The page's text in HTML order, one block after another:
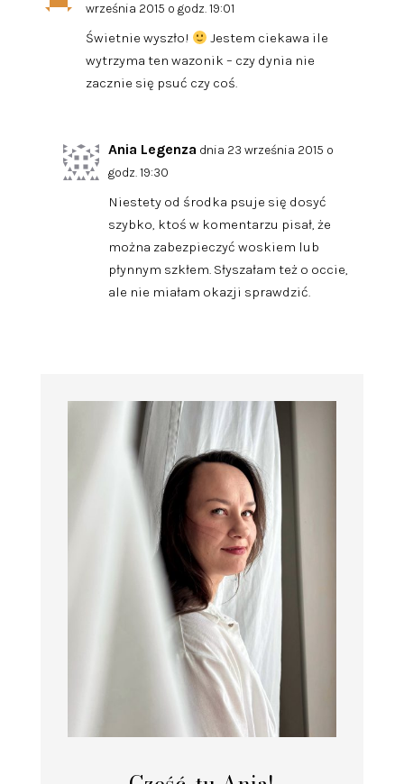
września 2015 o godz. 19:01
Świetnie wyszło!
Jestem ciekawa ile
wytrzyma ten wazonik – czy dynia nie
zacznie się psuć czy coś.
Ania Legenza dnia 23 września 2015 o
godz. 19:30
Niestety od środka psuje się dosyć
szybko, ktoś w komentarzu pisał, że
można zabezpieczyć woskiem lub
płynnym szkłem. Słyszałam też o occie,
ale nie miałam okazji sprawdzić.